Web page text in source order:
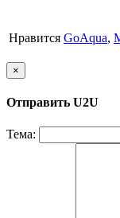
Нравится GoAqua,
×
Отправить U2U
Тема: